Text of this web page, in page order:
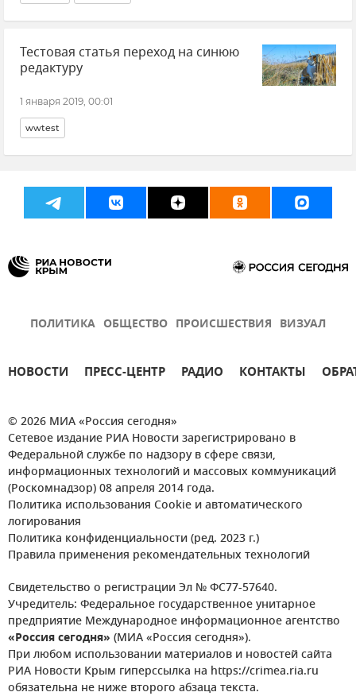
Тестовая статья переход на синюю
редактуру
1 января 2019, 00:01
wwtest
ПОЛИТИКА ОБЩЕСТВО ПРОИСШЕСТВИЯ ВИЗУАЛ
НОВОСТИ ПРЕСС-ЦЕНТР РАДИО КОНТАКТЫ
© 2026 МИА «Россия сегодня»
Сетевое издание РИА Новости зарегистрировано в
Федеральной службе по надзору в сфере связи,
информационных технологий и массовых коммуникаций
(Роскомнадзор) 08 апреля 2014 года.
Политика использования Cookie и автоматического
логирования
Политика конфиденциальности (ред. 2023 г.)
Правила применения рекомендательных технологий
Свидетельство о регистрации Эл № ФС77-57640.
Учредитель: Федеральное государственное унитарное
предприятие Международное информационное агентство
«Россия сегодня» (МИА «Россия сегодня»).
При любом использовании материалов и новостей сайта
РИА Новости Крым гиперссылка на https://crimea.ria.ru
обязательна не ниже второго абзаца текста.